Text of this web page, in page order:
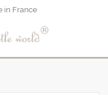
in France